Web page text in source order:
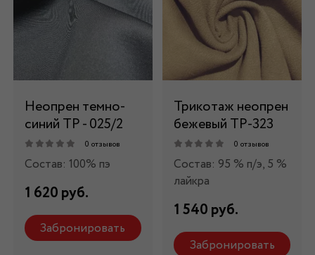
Неопрен темно-
синий ТР - 025/2
0 отзывов
Состав: 100% пэ
1 620 руб.
Забронировать
Трикотаж неопрен
бежевый ТР-323
0 отзывов
Состав: 95 % п/э, 5 %
лайкра
1 540 руб.
Забронировать